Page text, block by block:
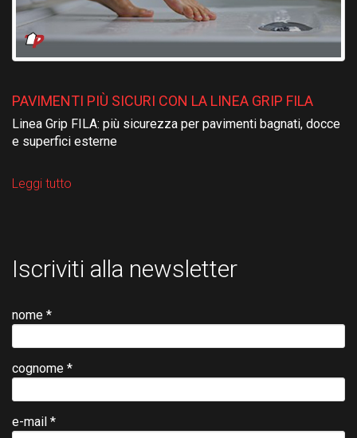
PAVIMENTI PIÙ SICURI CON LA LINEA GRIP FILA
Linea Grip FILA: più sicurezza per pavimenti bagnati, docce
e superfici esterne
Leggi tutto
Iscriviti alla newsletter
nome *
cognome *
e-mail *